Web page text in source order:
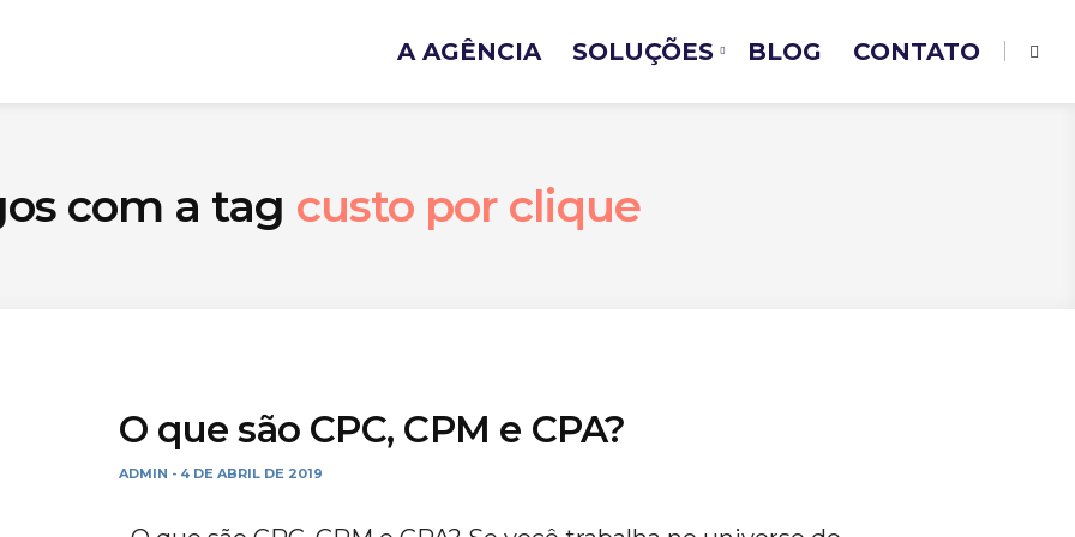
A AGÊNCIA SOLUÇÕES BLOG CONTATO
com a tag custo por clique
O que são CPC, CPM e CPA?
ADMIN - 4 DE ABRIL DE 2019